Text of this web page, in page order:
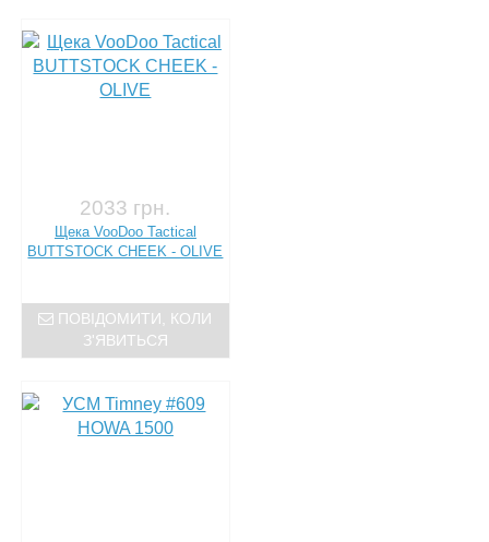
2033 грн.
Щека VooDoo Tactical
BUTTSTOCK CHEEK - OLIVE
ПОВІДОМИТИ, КОЛИ
З'ЯВИТЬСЯ